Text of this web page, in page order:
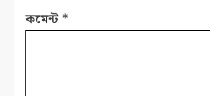
কমেন্ট *